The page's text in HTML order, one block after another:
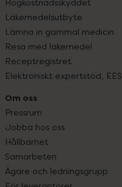
Läkemedelsutbyte
Lämna in gammal medicin
Resa med läkemedel
Receptregistret
Elektroniskt expertstöd, EES
Om oss
Pressrum
Jobba hos oss
Hållbarhet
Samarbeten
Ägare och ledningsgrupp